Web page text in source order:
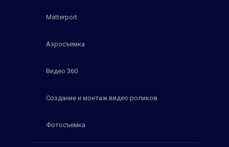
Matterport
Аэросъемка
Видео 360
Создание и монтаж видео роликов
Фотосъемка